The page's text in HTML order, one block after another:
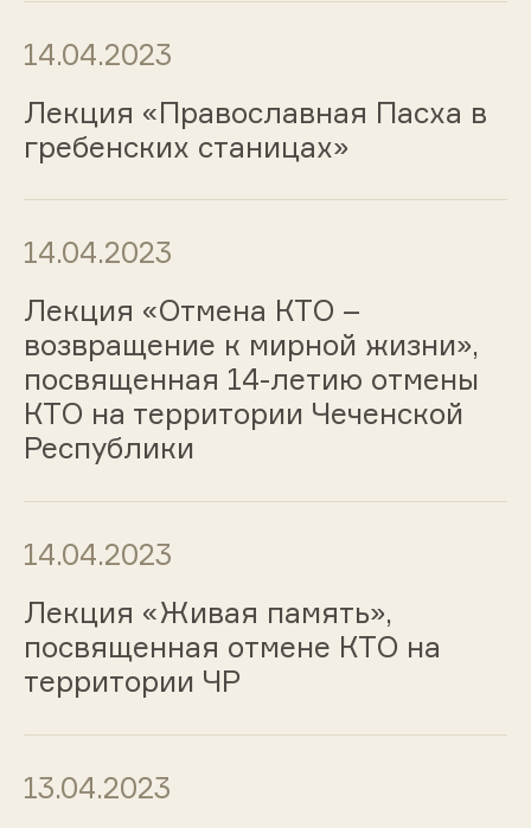
14.04.2023
Лекция «Православная Пасха в
гребенских станицах»
14.04.2023
Лекция «Отмена КТО –
возвращение к мирной жизни»,
посвященная 14-летию отмены
КТО на территории Чеченской
Республики
14.04.2023
Лекция «Живая память»,
посвященная отмене КТО на
территории ЧР
13.04.2023